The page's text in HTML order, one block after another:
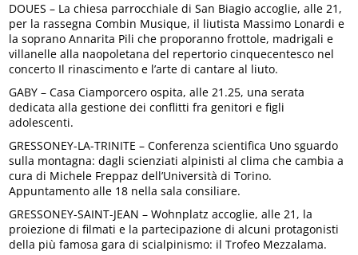
DOUES – La chiesa parrocchiale di San Biagio accoglie, alle 21,
per la rassegna Combin Musique, il liutista Massimo Lonardi e
la soprano Annarita Pili che proporanno frottole, madrigali e
villanelle alla naopoletana del repertorio cinquecentesco nel
concerto Il rinascimento e l’arte di cantare al liuto.
GABY – Casa Ciamporcero ospita, alle 21.25, una serata
dedicata alla gestione dei conflitti fra genitori e figli
adolescenti.
GRESSONEY-LA-TRINITE – Conferenza scientifica Uno sguardo
sulla montagna: dagli scienziati alpinisti al clima che cambia a
cura di Michele Freppaz dell’Università di Torino.
Appuntamento alle 18 nella sala consiliare.
GRESSONEY-SAINT-JEAN – Wohnplatz accoglie, alle 21, la
proiezione di filmati e la partecipazione di alcuni protagonisti
della più famosa gara di scialpinismo: il Trofeo Mezzalama.